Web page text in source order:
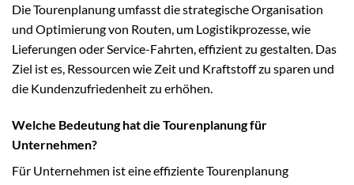
Die Tourenplanung umfasst die strategische Organisation
und Optimierung von Routen, um Logistikprozesse, wie
Lieferungen oder Service-Fahrten, effizient zu gestalten. Das
Ziel ist es, Ressourcen wie Zeit und Kraftstoff zu sparen und
die Kundenzufriedenheit zu erhöhen.
Welche Bedeutung hat die Tourenplanung für
Unternehmen?
Für Unternehmen ist eine effiziente Tourenplanung